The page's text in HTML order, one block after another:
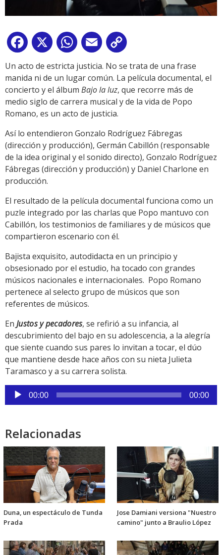
Facebook
X WhatsApp
Email
Link
Un acto de estricta justicia. No se trata de una frase
manida ni de un lugar común. La película documental, el
concierto y el álbum Bajo la luz, que recorre más de
medio siglo de carrera musical y de la vida de Popo
Romano, es un acto de justicia.
Así lo entendieron Gonzalo Rodríguez Fábregas
(dirección y producción), Germán Cabillón (responsable
de la idea original y el sonido directo), Gonzalo Rodríguez
Fábregas (dirección y producción) y Daniel Charlone en
producción.
El resultado de la película documental funciona como un
puzle integrado por las charlas que Popo mantuvo con
Cabillón, los testimonios de familiares y de músicos que
compartieron escenario con él.
Bajista exquisito, autodidacta en un principio y
obsesionado por el estudio, ha tocado con grandes
músicos nacionales e internacionales. Popo Romano
pertenece al selecto grupo de músicos que son
referentes de músicos.
En Justos y pecadores, se refirió a su infancia, al
descubrimiento del bajo en su adolescencia, a la alegría
que siente cuando sus pares lo invitan a tocar, el dúo
que mantiene desde hace años con su nieta Julieta
Taramasco y a su carrera solista.
Reproductor
de
00:00 00:00
Relacionadas
Duna, un espectáculo de Tunda
Prada
Jose Damiani versiona "Nuestro
camino" junto a Braulio López